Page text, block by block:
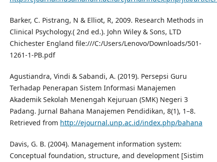
Barker, C. Pistrang, N & Elliot, R, 2009. Research Methods in
Clinical Psychology.( 2nd ed.). John Wiley & Sons, LTD
Chichester England file:///C:/Users/Lenovo/Downloads/501-
1261-1-PB.pdf
Agustiandra, Vindi & Sabandi, A. (2019). Persepsi Guru
Terhadap Penerapan Sistem Informasi Manajemen
Akademik Sekolah Menengah Kejuruan (SMK) Negeri 3
Padang. Jurnal Bahana Manajemen Pendidikan, 8(1), 1–8.
Retrieved from http://ejournal.unp.ac.id/index.php/bahana
Davis, G. B. (2004). Management information system:
Conceptual foundation, structure, and development [Sistim